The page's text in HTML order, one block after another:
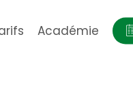
Académie